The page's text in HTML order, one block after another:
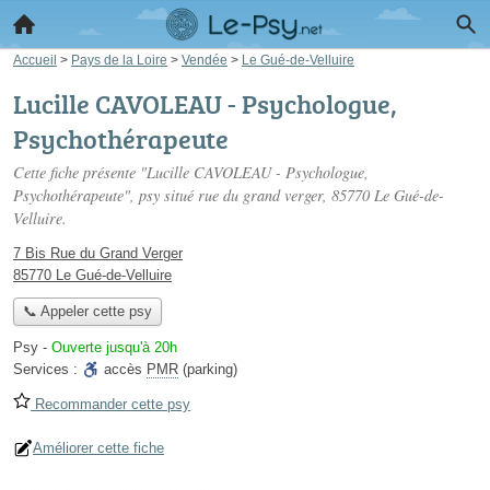
Accueil > Pays de la Loire > Vendée > Le Gué-de-Velluire
Lucille CAVOLEAU - Psychologue,
Psychothérapeute
Cette fiche présente "Lucille CAVOLEAU - Psychologue,
Psychothérapeute", psy situé rue du grand verger, 85770 Le Gué-de-
Velluire.
7 Bis Rue du Grand Verger
85770 Le Gué-de-Velluire
📞 Appeler cette psy
Psy - Ouverte jusqu'à 20h
Services :
accès PMR (parking)
Recommander cette psy
Améliorer cette fiche